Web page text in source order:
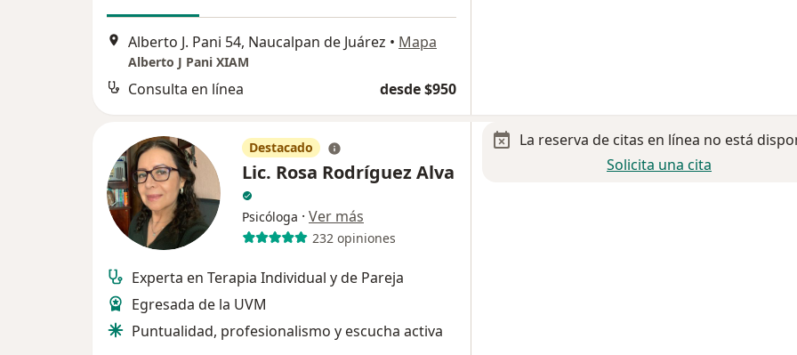
Alberto J. Pani 54, Naucalpan de Juárez • Mapa
Alberto J Pani XIAM
Consulta en línea desde $950
Destacado
Lic. Rosa Rodríguez Alva
Psicóloga · Ver más
232 opiniones
Experta en Terapia Individual y de Pareja
Egresada de la UVM
Puntualidad, profesionalismo y escucha activa
La reserva de citas en línea no está
Solicita una cita